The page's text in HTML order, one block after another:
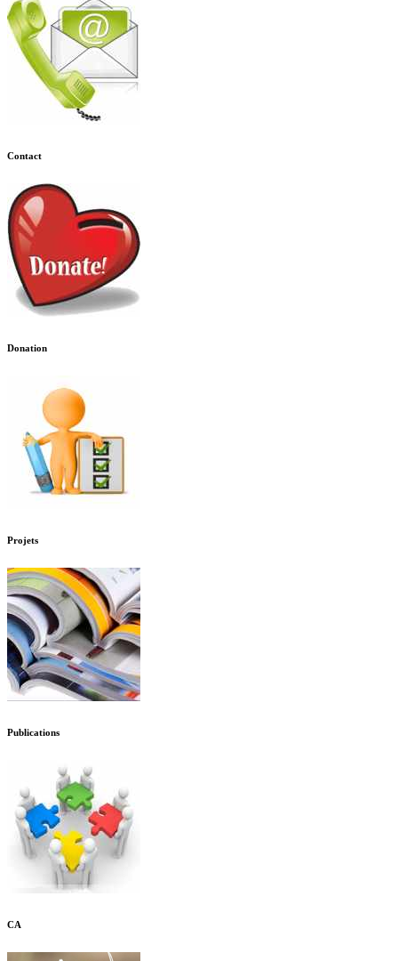
Contact
Donation
Projets
Publications
CA